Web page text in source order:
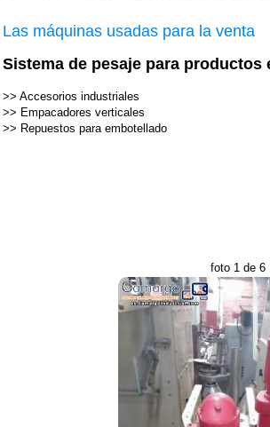
Las máquinas usadas para la venta
Sistema de pesaje para productos
>> Accesorios industriales
>> Empacadores verticales
>> Repuestos para embotellado
foto 1 de 6